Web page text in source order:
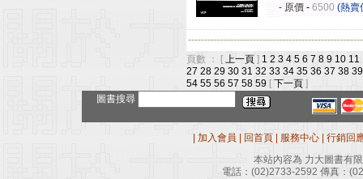
- 原價 - 6500 (熱賣
頁數 ： [ 上一頁 ] 1 2 3 4 5 6 7 8 9 10 11
27 28 29 30 31 32 33 34 35 36 37 38 39
54 55 56 57 58 59 [ 下一頁 ]
圖書搜尋
加入會員 回首頁 服務中心
行銷回
本站內容為 力大圖書有
電話： (02)2733-2592 傳真：